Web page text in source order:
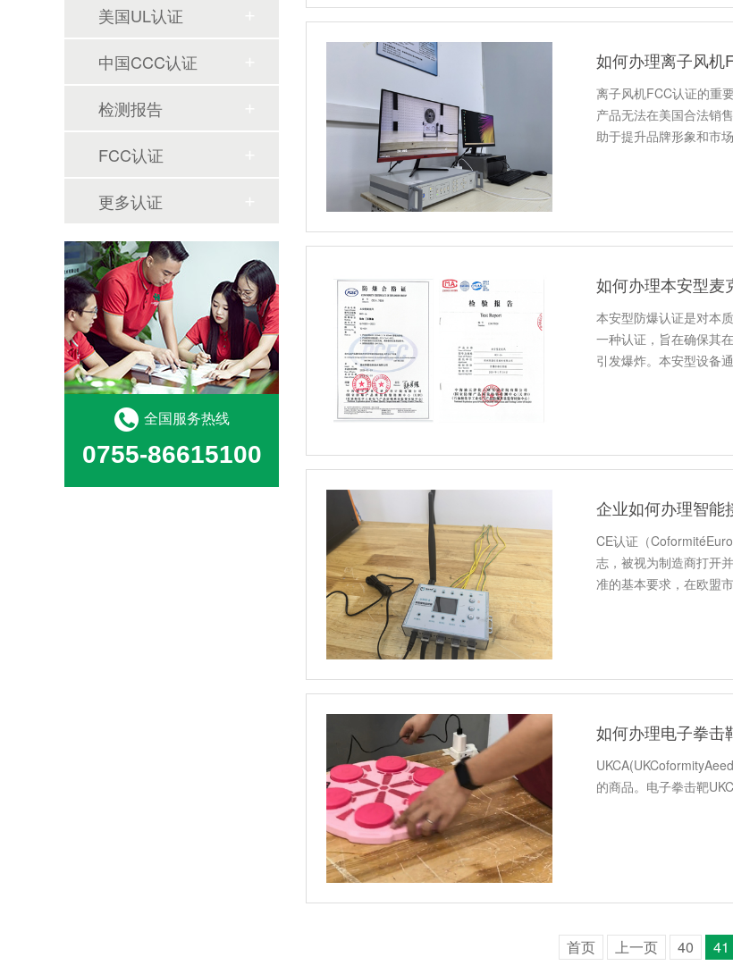
如何办理离子风机
离子风机FCC认证的重
产品无法在美国合法销
助于提升品牌形象和市
如何办理本安型麦
本安型防爆认证是对本
一种认证，旨在确保其
引发爆炸。本安型设备
企业如何办理智能
CE认证（
志，被视为制造商打开
准的基本要求，在欧盟
如何办理电子拳击
的商品。电子拳击靶
首页 上一页 40 41
美国UL认证
中国CCC认证
检测报告
FCC认证
更多认证
全国服务热线
0755-86615100